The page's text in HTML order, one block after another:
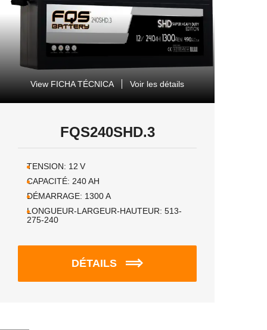
View FICHA TÉCNICA Voir les détails
FQS240SHD.3
TENSION: 12 V
CAPACITÉ: 240AH
DÉMARRAGE: 1300A
LONGUEUR-LARGEUR-HAUTEUR: 513-
275-240
DÉTAILS